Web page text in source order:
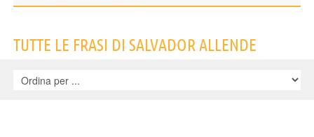
TUTTE LE FRASI DI SALVADOR ALLENDE